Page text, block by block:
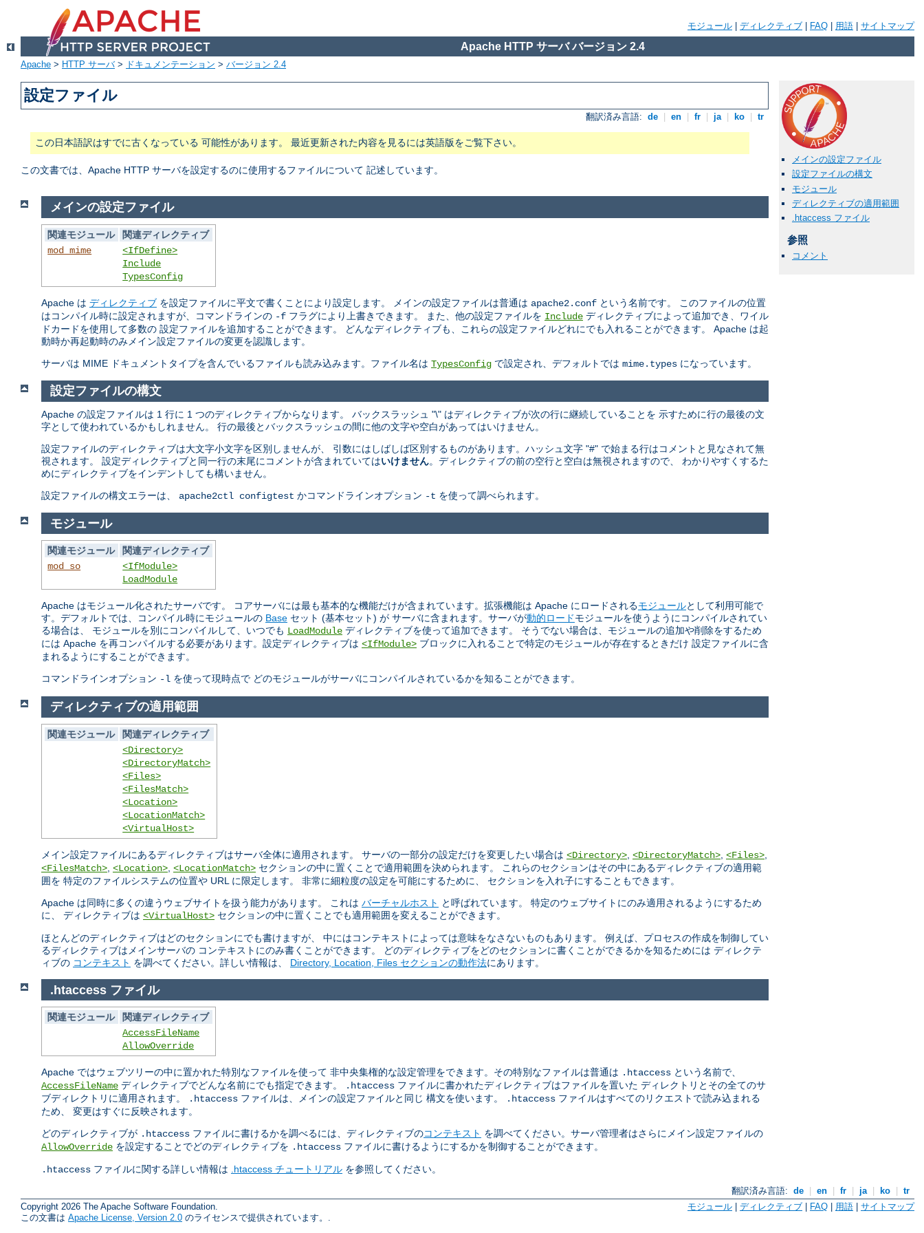
モジュール ディレクティブ FAQ 用語 サイトマップ
Apache HTTP サーバ バージョン 2.4
Apache > HTTP サーバ> ドキュメンテーション > バージョン 2.4
設定ファイル
翻訳済み言語: de en fr ja ko tr
この日本語訳はすでに古くなっている 可能性があります。 最近更新された内容を見るには英語版をご覧下さい。
この文書では、Apache HTTP サーバを設定するのに使用するファイルについて 記述しています。
メインの設定ファイル
設定ファイルの構文
モジュール
ディレクティブの適用範囲
.htaccess ファイル
参照
コメント
メインの設定ファイル
関連モジュール
関連ディレクティブ
mod_mime
<IfDefine>
Include
TypesConfig
Apache は ディレクティブ を設定ファイルに平文で書くことにより設定します。 メインの設定ファイルは普通は apache2.conf という名前です。 このファイルの位置
はコンパイル時に設定されますが、コマンドラインの -f フラグにより上書きできます。 また、他の設定ファイルを Include ディレクティブによって追加でき、ワイル
ドカードを使用して多数の 設定ファイルを追加することができます。 どんなディレクティブも、これらの設定ファイルどれにでも入れることができます。 Apache は起
動時か再起動時のみメイン設定ファイルの変更を認識します。
サーバは MIME ドキュメントタイプを含んでいるファイルも読み込みます。ファイル名は TypesConfig で設定され、デフォルトでは mime.types になっています。
設定ファイルの構文
Apache の設定ファイルは 1 行に 1 つのディレクティブからなります。 バックスラッシュ "\" はディレクティブが次の行に継続していることを 示すために行の最後の文
字として使われているかもしれません。 行の最後とバックスラッシュの間に他の文字や空白があってはいけません。
設定ファイルのディレクティブは大文字小文字を区別しませんが、 引数にはしばしば区別するものがあります。ハッシュ文字 "#" で始まる行はコメントと見なされて無
視されます。 設定ディレクティブと同一行の末尾にコメントが含まれていてはいけません。ディレクティブの前の空行と空白は無視されますので、 わかりやすくするた
めにディレクティブをインデントしても構いません。
設定ファイルの構文エラーは、 apache2ctl configtest かコマンドラインオプション -t を使って調べられます。
モジュール
関連モジュール
関連ディレクティブ
mod_so
<IfModule>
LoadModule
Apache はモジュール化されたサーバです。 コアサーバには最も基本的な機能だけが含まれています。拡張機能は Apache にロードされるモジュールとして利用可能で
す。デフォルトでは、コンパイル時にモジュールの Base セット (基本セット) が サーバに含まれます。サーバが動的ロードモジュールを使うようにコンパイルされてい
る場合は、 モジュールを別にコンパイルして、いつでも LoadModule ディレクティブを使って追加できます。 そうでない場合は、モジュールの追加や削除をするため
には Apache を再コンパイルする必要があります。設定ディレクティブは <IfModule> ブロックに入れることで特定のモジュールが存在するときだけ 設定ファイルに含
まれるようにすることができます。
コマンドラインオプション -l を使って現時点で どのモジュールがサーバにコンパイルされているかを知ることができます。
ディレクティブの適用範囲
関連モジュール
関連ディレクティブ
<Directory>
<DirectoryMatch>
<Files>
<FilesMatch>
<Location>
<LocationMatch>
<VirtualHost>
メイン設定ファイルにあるディレクティブはサーバ全体に適用されます。 サーバの一部分の設定だけを変更したい場合は <Directory> <DirectoryMatch> <Files>
<FilesMatch> <Location> <LocationMatch> セクションの中に置くことで適用範囲を決められます。 これらのセクションはその中にあるディレクティブの適用範
囲を 特定のファイルシステムの位置や URL に限定します。 非常に細粒度の設定を可能にするために、 セクションを入れ子にすることもできます。
Apache は同時に多くの違うウェブサイトを扱う能力があります。 これは バーチャルホスト と呼ばれています。 特定のウェブサイトにのみ適用されるようにするため
に、 ディレクティブは <VirtualHost> セクションの中に置くことでも適用範囲を変えることができます。
ほとんどのディレクティブはどのセクションにでも書けますが、 中にはコンテキストによっては意味をなさないものもあります。 例えば、プロセスの作成を制御してい
るディレクティブはメインサーバの コンテキストにのみ書くことができます。 どのディレクティブをどのセクションに書くことができるかを知るためには ディレクテ
ィブの コンテキスト を調べてください。詳しい情報は、 Directory, Location, Files セクションの動作法にあります。
.htaccess ファイル
関連モジュール
関連ディレクティブ
AccessFileName
AllowOverride
Apache ではウェブツリーの中に置かれた特別なファイルを使って 非中央集権的な設定管理をできます。その特別なファイルは普通は .htaccess という名前で、
AccessFileName ディレクティブでどんな名前にでも指定できます。 .htaccess ファイルに書かれたディレクティブはファイルを置いた ディレクトリとその全てのサ
ブディレクトリに適用されます。
.htaccess ファイルは、メインの設定ファイルと同じ 構文を使います。 .htaccess ファイルはすべてのリクエストで読み込まれる
ため、 変更はすぐに反映されます。
どのディレクティブが .htaccess ファイルに書けるかを調べるには、ディレクティブのコンテキスト を調べてください。サーバ管理者はさらにメイン設定ファイルの
AllowOverride を設定することでどのディレクティブを .htaccess ファイルに書けるようにするかを制御することができます。
.htaccess ファイルに関する詳しい情報は .htaccess チュートリアル を参照してください。
翻訳済み言語: de en fr ja ko
tr
Copyright 2026 The Apache Software Foundation.
この文書は Apache License, Version 2.0 のライセンスで提供されています。.
モジュール | ディレクティブ | FAQ | 用語 | サイトマップ